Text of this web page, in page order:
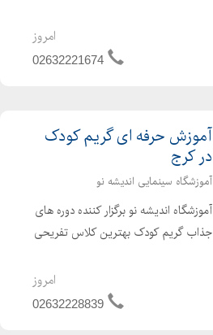
دورههای آموزشی، شما به صورت عملی و
جذاب با جدیدترین و ...
امروز
02632221674
آموزش حرفه ای گریم کودک
در کرج
آموزشگاه سینمایی اندیشه نو
آموزشگاه اندیشه نو برگزار کننده دوره های
جذاب گریم کودک بهترین کلاس تفریحی
کودکانه و فانتزی صورت بیش از 15 مدل
گریم های هالووینی و اکسپرسیون همراه
امروز
02632228839